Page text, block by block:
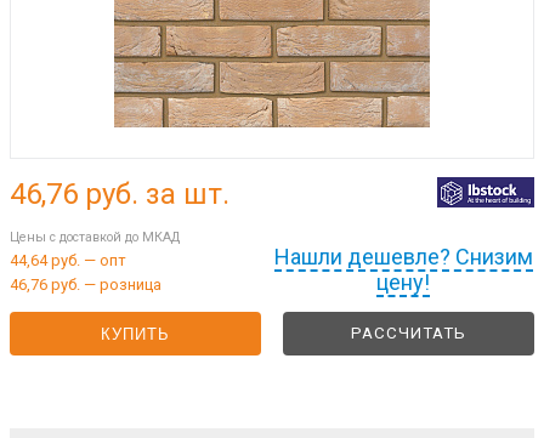
Нашли дешевле? Снизим
цену!
46,76 руб. за шт.
Цены с доставкой до МКАД
44,64 руб. — опт
46,76 руб. — розница
КУПИТЬ РАССЧИТАТЬ